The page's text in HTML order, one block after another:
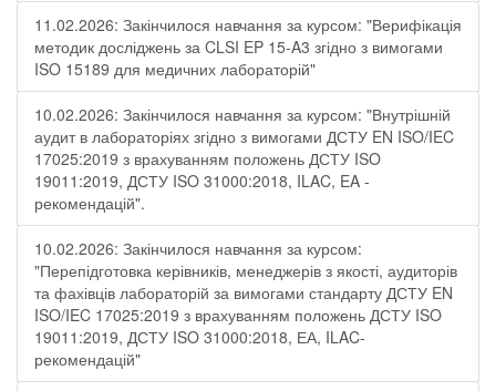
11.02.2026: Закінчилося навчання за курсом: "Верифікація
методик досліджень за CLSI EP 15-A3 згідно з вимогами
ISO 15189 для медичних лабораторій"
10.02.2026: Закінчилося навчання за курсом: "Внутрішній
аудит в лабораторіях згідно з вимогами ДСТУ EN ISO/IEC
17025:2019 з врахуванням положень ДСТУ ISO
19011:2019, ДСТУ ISO 31000:2018, ILAC, EA -
рекомендацій".
10.02.2026: Закінчилося навчання за курсом:
"Перепідготовка керівників, менеджерів з якості, аудиторів
та фахівців лабораторій за вимогами стандарту ДСТУ EN
ISO/IEC 17025:2019 з врахуванням положень ДСТУ ISO
19011:2019, ДСТУ ISO 31000:2018, ЕА, ILAC-
рекомендацій"